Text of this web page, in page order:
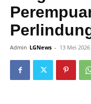
Admin LGNews - 13 Mei